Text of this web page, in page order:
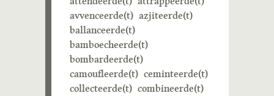
avvenceerde(t) azjiteerde(t)
ballanceerde(t)
bamboecheerde(t)
bombardeerde(t)
camoufleerde(t) ceminteerde(t)
collecteerde(t) combineerde(t)